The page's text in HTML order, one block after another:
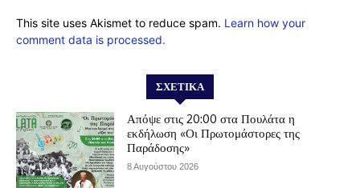
This site uses Akismet to reduce spam. Learn how your
comment data is processed.
ΣΧΕΤΙΚΆ
Απόψε στις 20:00 στα Πουλάτα η
εκδήλωση «Οι Πρωτομάστορες της
Παράδοσης»
8 Αυγούστου 2026